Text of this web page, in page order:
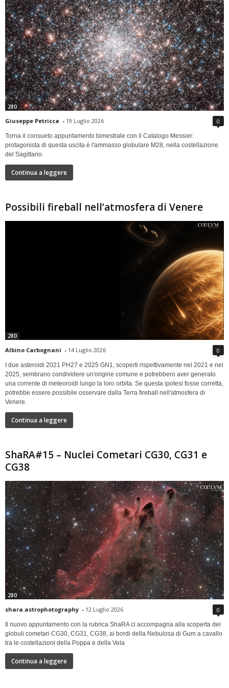
280
Giuseppe Petricca - 19 Luglio 2026 0
Torna il consueto appuntamento bimestrale con il Catalogo Messier:
protagonista di questa uscita è l'ammasso globulare M28, nella costellazione
del Sagittario.
Continua a leggere
Possibili fireball nell’atmosfera di Venere
280
Albino Carbognani - 14 Luglio 2026 0
I due asteroidi 2021 PH27 e 2025 GN1, scoperti rispettivamente nel 2021 e nel
2025, sembrano condividere un'origine comune e potrebbero aver generato
una corrente di meteoroidi lungo la loro orbita. Se questa ipotesi fosse corretta,
potrebbe essere possibile osservare dalla Terra fireball nell'atmosfera di
Venere.
Continua a leggere
ShaRA#15 – Nuclei Cometari CG30, CG31 e
CG38
280
shara.astrophotography - 12 Luglio 2026 0
Il nuovo appuntamento con la rubrica ShaRA ci accompagna alla scoperta dei
globuli cometari CG30, CG31, CG38, ai bordi della Nebulosa di Gum a cavallo
tra le costellazioni della Poppa e della Vela
Continua a leggere